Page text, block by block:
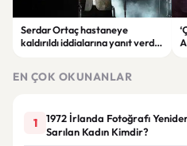
Serdar Ortaç hastaneye
kaldırıldı iddialarına yanıt verdi:
EN ÇOK OKUNANLAR
1
1972 İrlanda Fotoğrafı
Sarılan Kadın Kimdir?